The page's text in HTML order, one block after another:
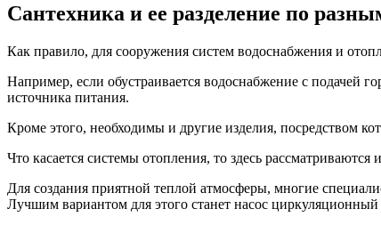
Сантехника и ее разделение по
Как правило, для сооружения систем водоснабжения и
Например, если обустраивается водоснабжение с подачей
источника питания.
Кроме этого, необходимы и другие изделия, посредством
Что касается системы отопления, то здесь
Для создания приятной теплой атмосферы, многие
Лучшим вариантом для этого станет насос